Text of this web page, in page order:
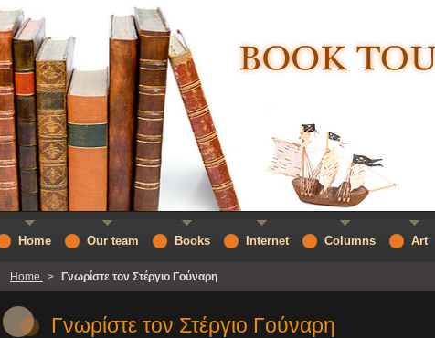
Home > Γνωρίστε τον Στέργιο Γούναρη
Γνωρίστε τον Στέργιο Γούναρη
Home Our team Books Internet Columns Art